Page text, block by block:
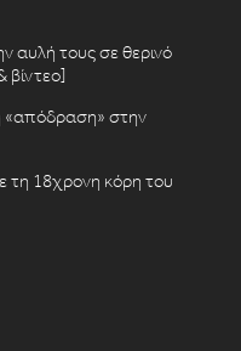
αυλή τους σε θερινό
βίντεο]
«απόδραση» στην
τη 18χρονη κόρη του